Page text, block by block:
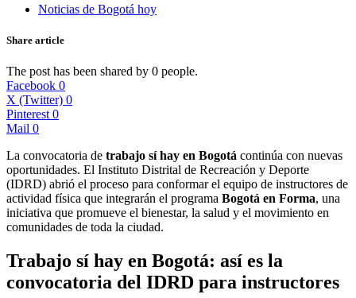
Noticias de Bogotá hoy
Share article
The post has been shared by 0 people.
Facebook 0
X (Twitter) 0
Pinterest 0
Mail 0
La convocatoria de trabajo sí hay en Bogotá continúa con nuevas
oportunidades. El Instituto Distrital de Recreación y Deporte
(IDRD) abrió el proceso para conformar el equipo de instructores de
actividad física que integrarán el programa Bogotá en Forma, una
iniciativa que promueve el bienestar, la salud y el movimiento en
comunidades de toda la ciudad.
Trabajo sí hay en Bogotá: así es la
convocatoria del IDRD para instructores